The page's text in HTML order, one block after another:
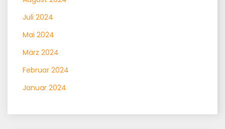
Juli 2024
Mai 2024
März 2024
Februar 2024
Januar 2024